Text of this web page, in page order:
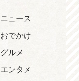
ニュース
おでかけ
グルメ
エンタメ